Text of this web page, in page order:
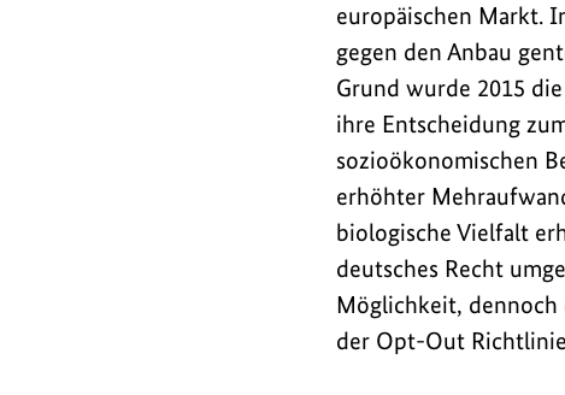
europäischen Markt.
gegen den Anbau
Grund wurde 2015
ihre Entscheidung
sozioökonomischen
erhöhter
biologische Vielfalt
deutsches Recht
Möglichkeit, dennoch
der Opt-Out